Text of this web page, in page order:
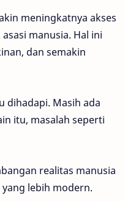
meningkatnya akses
manusia. Hal ini
dan semakin
dihadapi. Masih ada
itu, masalah seperti
realitas manusia
lebih modern.